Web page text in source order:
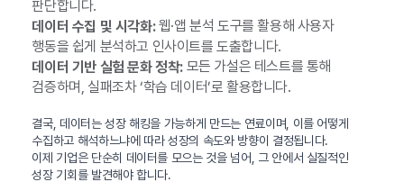
판단합니다.
데이터 수집 및 시각화:웹·앱 분석 도구를 활용해 사용자
행동을 쉽게 분석하고 인사이트를 도출합니다.
데이터 기반 실험 문화 정착:모든 가설은 테스트를 통해
검증하며, 실패조차 ‘학습 데이터’로 활용합니다.
결국, 데이터는 성장 해킹을 가능하게 만드는 연료이며, 이를 어떻게
수집하고 해석하느냐에 따라 성장의 속도와 방향이 결정됩니다.
이제 기업은 단순히 데이터를 모으는 것을 넘어, 그 안에서 실질적인
성장 기회를 발견해야 합니다.